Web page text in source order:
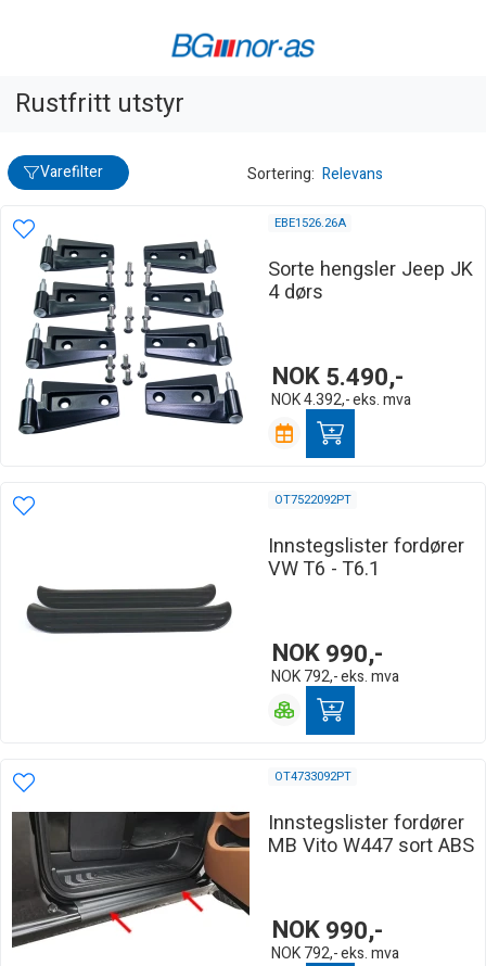
Rustfritt utstyr
Varefilter Sortering: Relevans
EBE1526.26A
Sorte hengsler Jeep JK
4 dørs
NOK5.490,-
NOK4.392,-eks. mva
OT7522092PT
Innstegslister fordører
VW T6 - T6.1
NOK990,-
NOK 792,-eks. mva
OT4733092PT
Innstegslister fordører
MB Vito W447 sort ABS
NOK990,-
NOK 792,-eks. mva